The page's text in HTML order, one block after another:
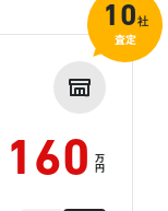
160 万
円
10社
査定